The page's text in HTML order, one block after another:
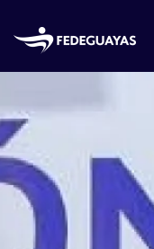
Skip to main content